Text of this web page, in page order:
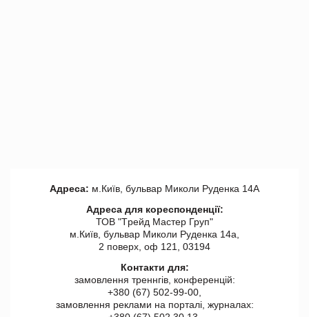
Адреса: м.Київ, бульвар Миколи Руденка 14А
Адреса для кореспонденції:
ТОВ "Tрейд Мастер Груп"
м.Київ, бульвар Миколи Руденка 14а,
2 поверх, оф 121, 03194
Контакти для:
замовлення треннгів, конференцій:
+380 (67) 502-99-00,
замовлення реклами на порталі, журналах: